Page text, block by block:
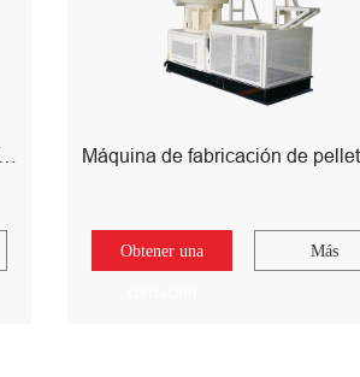
Obtener una Más